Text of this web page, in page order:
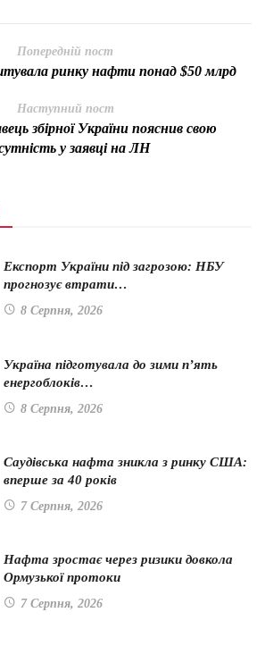
Попередній пост
ринку нафти понад $50 млрд
Наступний пост
збірної України пояснив свою
у заявці на ЛН
Експорт України під загрозою: НБУ
прогнозує втрати…
8 Серпня, 2026
Україна підготувала до зими п’ять
енергоблоків…
8 Серпня, 2026
Саудівська нафта зникла з ринку США:
вперше за 40 років
7 Серпня, 2026
Нафта зростає через ризики довкола
Ормузької протоки
7 Серпня, 2026